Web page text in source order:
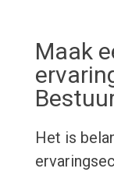
Maak
Het is